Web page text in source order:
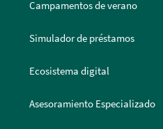
Campamentos de verano
Simulador de préstamos
Ecosistema digital
Asesoramiento Especializado